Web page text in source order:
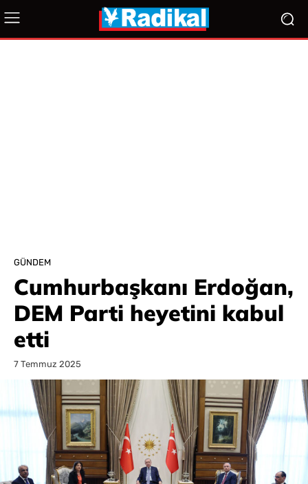
GÜNDEM
Cumhurbaşkanı Erdoğan,
DEM Parti heyetini kabul
etti
7 Temmuz 2025